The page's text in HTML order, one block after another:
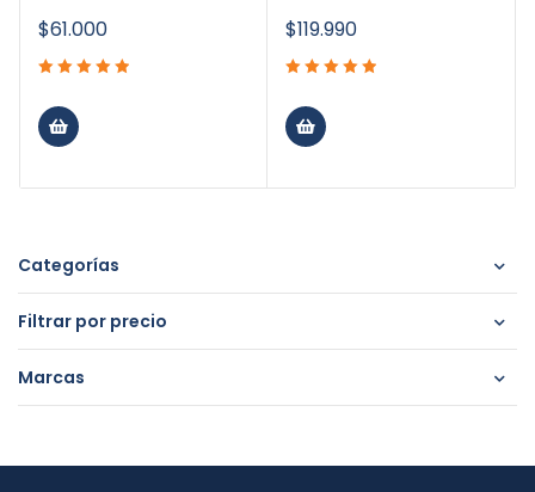
Categorías
Filtrar por precio
Marcas
$61.000 $119.990